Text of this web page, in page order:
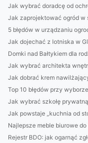
Jak wybrać doradcę od
Jak zaprojektować ogród w
5 błędów w urządzaniu
Jak dojechać z lotniska w
Domki nad Bałtykiem dla
Jak wybrać architekta
Jak dobrać krem
Top 10 błędów przy
Jak wybrać szkołę
Jak powstaje „kuchnia od
Najlepsze meble biurowe
Rejestr BDO: jak ogarnąć